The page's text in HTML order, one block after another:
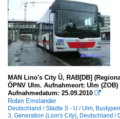
MAN Lino's City Ü, RAB[DB]
ÖPNV Ulm. Aufnahmeort: Ulm
Aufnahmedatum: 25.09.2010 
Robin Emslander
Deutschland / Städte S - U / Ulm,
3. Generation (Lion's City), Deutschland /